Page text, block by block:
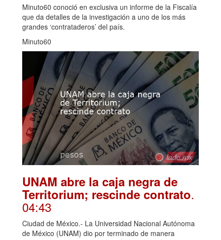
Minuto60 conoció en exclusiva un informe de la Fiscalía
que da detalles de la investigación a uno de los más
grandes ‘contrataderos’ del país.
Minuto60
UNAM abre la caja negra de
Territorium; rescinde contrato.
04:43
Ciudad de México.- La Universidad Nacional Autónoma
de México (UNAM) dio por terminado de manera